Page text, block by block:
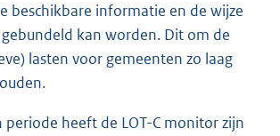
beschikbare informatie en de wijze
kan worden. Dit om de
lasten voor gemeenten zo laag
periode heeft de LOT-C monitor zijn